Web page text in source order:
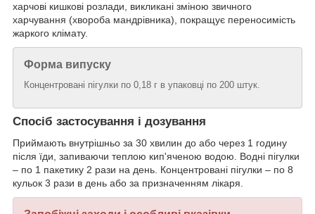
харчові кишкові розлади, викликані зміною звичного
харчування (хвороба мандрівника), покращує переносимість
жаркого клімату.
Форма випуску
Концентровані пігулки по 0,18 г в упаковці по 200 штук.
Спосіб застосування і дозування
Приймають внутрішньо за 30 хвилин до або через 1 годину
після їди, запиваючи теплою кип'яченою водою. Водні пігулки
– по 1 пакетику 2 рази на день. Концентровані пігулки – по 8
кульок 3 рази в день або за призначенням лікаря.